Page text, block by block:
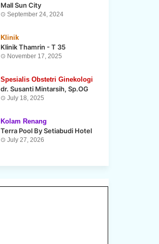
Mall Sun City
September 24, 2024
Klinik
Klinik Thamrin - T 35
November 17, 2025
Spesialis Obstetri Ginekologi
dr. Susanti Mintarsih, Sp.OG
July 18, 2025
Kolam Renang
Terra Pool By Setiabudi Hotel
July 27, 2026